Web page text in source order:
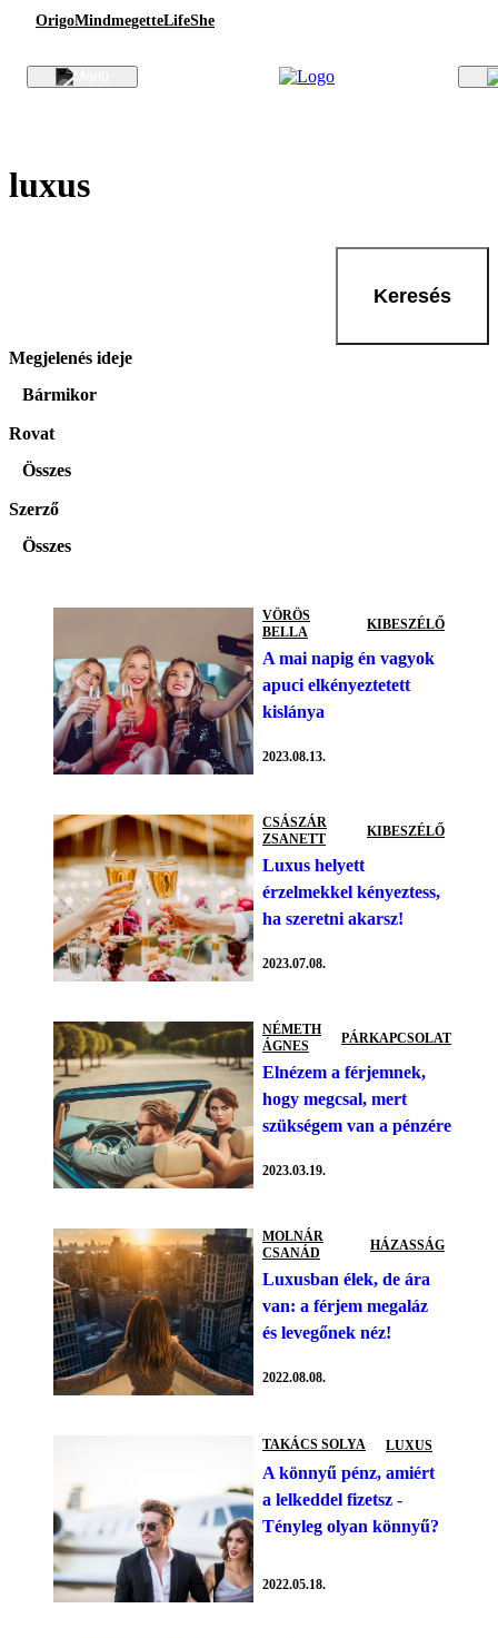
OrigoMindmegetteLifeShe
luxus
Keresés
Megjelenés ideje
Bármikor
Rovat
Összes
Szerző
Összes
VÖRÖS
BELLA
KIBESZÉLŐ
A mai napig én vagyok
apuci elkényeztetett
kislánya
2023.08.13.
CSÁSZÁR
ZSANETT
KIBESZÉLŐ
Luxus helyett
érzelmekkel kényeztess,
ha szeretni akarsz!
2023.07.08.
NÉMETH
ÁGNES
PÁRKAPCSOLAT
Elnézem a férjemnek,
hogy megcsal, mert
szükségem van a pénzére
2023.03.19.
MOLNÁR
CSANÁD
HÁZASSÁG
Luxusban élek, de ára
van: a férjem megaláz
és levegőnek néz!
2022.08.08.
TAKÁCS SOLYA LUXUS
A könnyű pénz, amiért
a lelkeddel fizetsz -
Tényleg olyan könnyű?
2022.05.18.